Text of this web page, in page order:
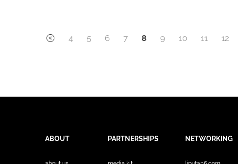
4 5 6 7 8 9 10 11 12
ABOUT PARTNERSHIPS NETWORKING